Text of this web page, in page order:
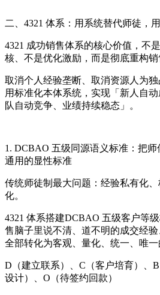
二、4321 体系：用系统替代师徒，
4321 成功销售体系的核心价值，不
核、不是优化激励，而是彻底重构销
取消个人经验垄断、取消资源人为独
用标准化本体系统，实现「新人自
队自动竞争、业绩持续稳态」。
1. DCBAO 五级同源语义标准：把
通用的显性标准
传统师徒制最大问题：经验私有化
化。
4321 体系搭建DCBAO 五级客户等
售脑子里说不清、道不明的成交经验
全部转化为客观、量化、统一、唯一
D（建立联系）、C（客户培育）、
设计）、O（待签约回款）